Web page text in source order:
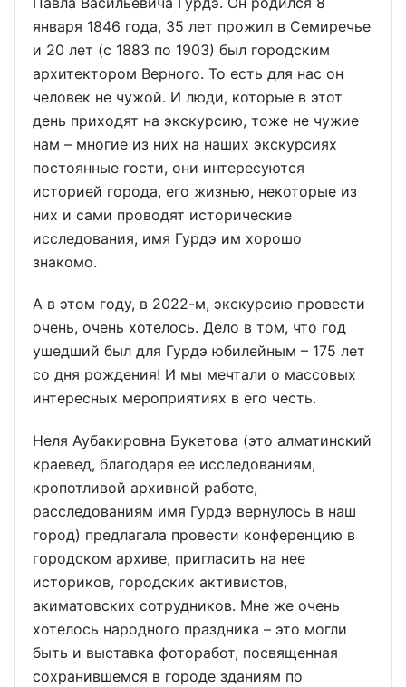
января 1846 года, 35 лет прожил в Семиречье
и 20 лет (с 1883 по 1903) был городским
архитектором Верного. То есть для нас он
человек не чужой. И люди, которые в этот
день приходят на экскурсию, тоже не чужие
нам – многие из них на наших экскурсиях
постоянные гости, они интересуются
историей города, его жизнью, некоторые из
них и сами проводят исторические
исследования, имя Гурдэ им хорошо
знакомо.
А в этом году, в 2022-м, экскурсию провести
очень, очень хотелось. Дело в том, что год
ушедший был для Гурдэ юбилейным – 175 лет
со дня рождения! И мы мечтали о массовых
интересных мероприятиях в его честь.
Неля Аубакировна Букетова (это алматинский
краевед, благодаря ее исследованиям,
кропотливой архивной работе,
расследованиям имя Гурдэ вернулось в наш
город) предлагала провести конференцию в
городском архиве, пригласить на нее
историков, городских активистов,
акиматовских сотрудников. Мне же очень
хотелось народного праздника – это могли
быть и выставка фоторабот, посвященная
сохранившемся в городе зданиям по